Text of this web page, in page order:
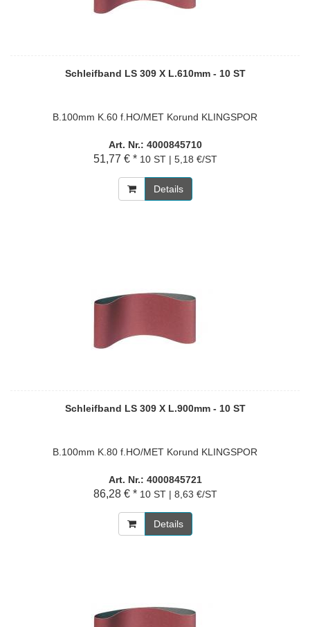
Schleifband LS 309 X L.610mm - 10 ST
B.100mm K.60 f.HO/MET Korund KLINGSPOR
Art. Nr.: 4000845710
51,77 € * 10 ST | 5,18 €/ST
Details
Schleifband LS 309 X L.900mm - 10 ST
B.100mm K.80 f.HO/MET Korund KLINGSPOR
Art. Nr.: 4000845721
86,28 € * 10 ST | 8,63 €/ST
Details